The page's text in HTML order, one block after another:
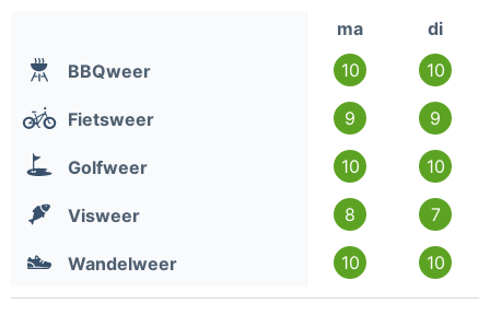
ma
di
BBQweer
10 10
Fietsweer 9 9
Golfweer 10 10
Visweer 8 7
Wandelweer 10 10